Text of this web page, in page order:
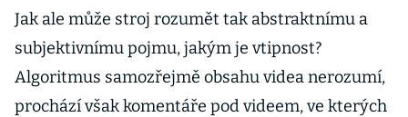
Jak ale může stroj rozumět tak abstraktnímu a
subjektivnímu pojmu, jakým je vtipnost?
Algoritmus samozřejmě obsahu videa nerozumí,
prochází však komentáře pod videem, ve kterých